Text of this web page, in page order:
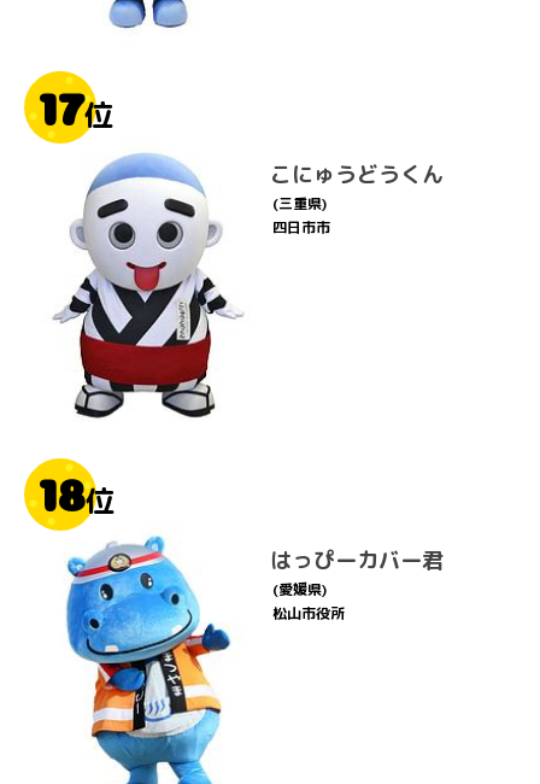
17位
こにゅうどうくん
(三重県)
四日市市
18位
はっぴーカバー君
(愛媛県)
松山市役所